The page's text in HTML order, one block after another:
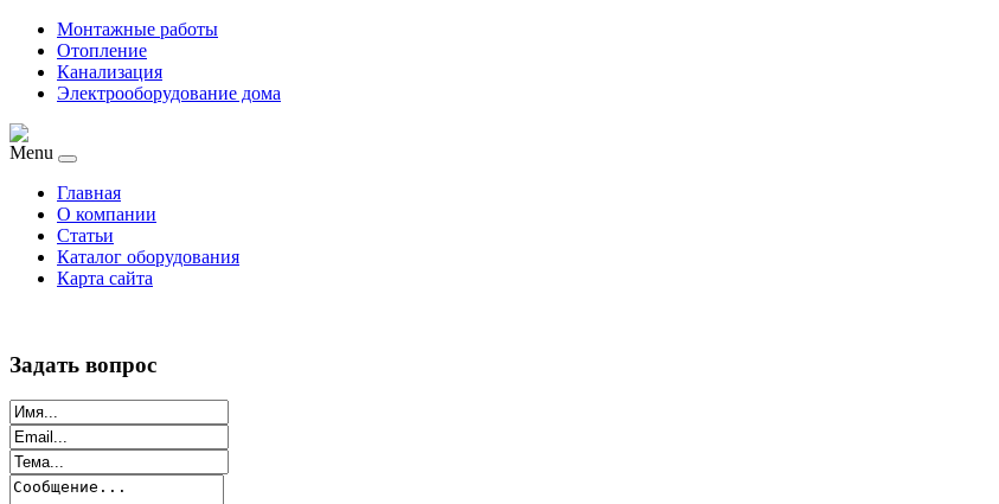
Монтажные работы
Отопление
Канализация
Электрооборудование дома
Menu
Главная
О компании
Статьи
Каталог оборудования
Карта сайта
Задать вопрос